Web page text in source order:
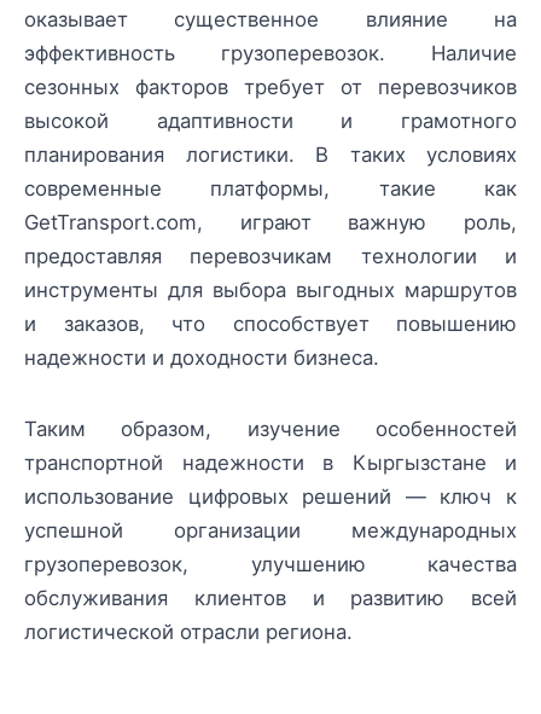
оказывает существенное влияние на
эффективность грузоперевозок. Наличие
сезонных факторов требует от перевозчиков
высокой адаптивности и грамотного
планирования логистики. В таких условиях
современные платформы, такие как
GetTransport.com, играют важную роль,
предоставляя перевозчикам технологии и
инструменты для выбора выгодных маршрутов
и заказов, что способствует повышению
надежности и доходности бизнеса.
Таким образом, изучение особенностей
транспортной надежности в Кыргызстане и
использование цифровых решений — ключ к
успешной организации международных
грузоперевозок, улучшению качества
обслуживания клиентов и развитию всей
логистической отрасли региона.